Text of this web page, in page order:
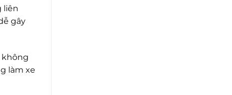
liên
gây
không
làm xe